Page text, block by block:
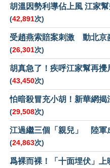
胡溫因勢利導佔上風 江家
(42,891次)
受趙燕索賠案刺激 動北京
(26,301次)
胡真急了！疾呼江家幫再攪
(43,450次)
怕暗殺冒充小胡！新華網揭
(29,508次)
江過繼三個「親兒」 陸軍
(24,863次)
爲裸而裸！「十面埋伏」上